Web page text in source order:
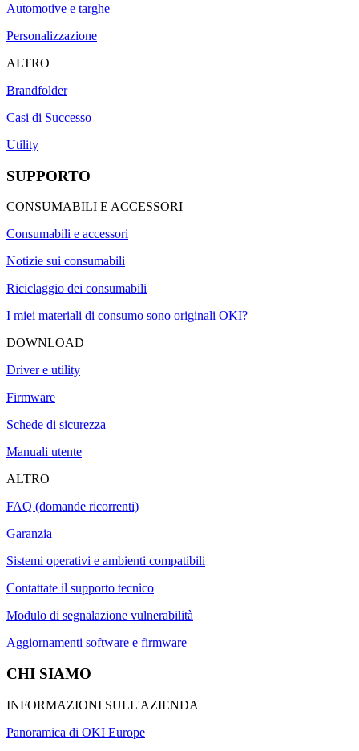
Automotive e targhe
Personalizzazione
ALTRO
Brandfolder
Casi di Successo
Utility
SUPPORTO
CONSUMABILI E ACCESSORI
Consumabili e accessori
Notizie sui consumabili
Riciclaggio dei consumabili
I miei materiali di consumo sono originali OKI?
DOWNLOAD
Driver e utility
Firmware
Schede di sicurezza
Manuali utente
ALTRO
FAQ (domande ricorrenti)
Garanzia
Sistemi operativi e ambienti compatibili
Contattate il supporto tecnico
Modulo di segnalazione vulnerabilità
Aggiornamenti software e firmware
CHI SIAMO
INFORMAZIONI SULL'AZIENDA
Panoramica di OKI Europe